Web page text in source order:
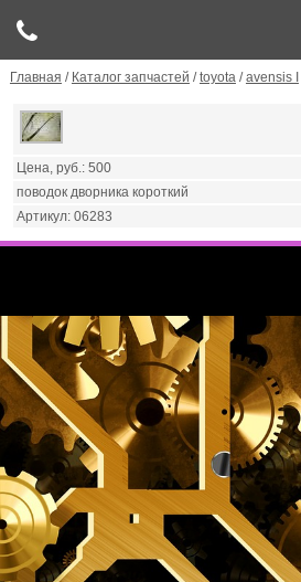
Главная / Каталог запчастей /toyota/avensis I
500
поводок дворника короткий
06283